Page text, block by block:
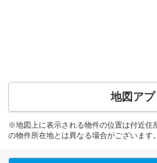
地図アプ
※地図上に表示される物件の位置は付近住
の物件所在地とは異なる場合がございます。